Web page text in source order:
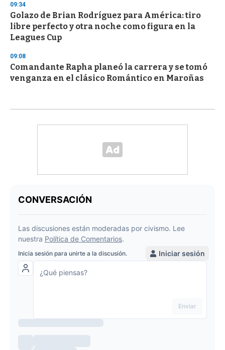
09:34
Golazo de Brian Rodríguez para América: tiro
libre perfecto y otra noche como figura en la
Leagues Cup
09:08
Comandante Rapha planeó la carrera y se tomó
venganza en el clásico Romántico en Maroñas